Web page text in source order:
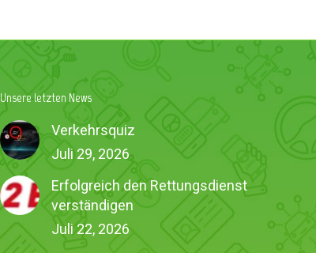
Unsere letzten News
Verkehrsquiz
Juli 29, 2026
Erfolgreich den Rettungsdienst
verständigen
Juli 22, 2026